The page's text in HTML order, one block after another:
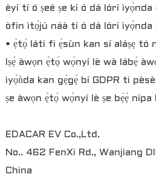
èyí tí ó ṣeé ṣe kí ó dá lórí
òfin ìtọ́jú náà tí ó dá lórí
• ẹ̀tọ́ láti fi ẹ̀sùn kan sí aláṣẹ tó
Iṣẹ́ àwọn ẹ̀tọ́ wọ̀nyí lè wà lábẹ́
ìyọ̀ǹda kan gẹ́gẹ́ bí GDPR ti
ṣe àwọn ẹ̀tọ́ wọ̀nyí lè ṣe bẹ́ẹ̀ nípa
EDACAR EV Co.,Ltd.
No.. 462 FenXi Rd., Wanjiang
China